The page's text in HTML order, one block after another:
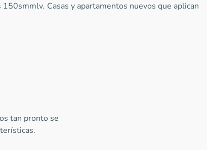
Casas y apartamentos nuevos que aplican
tan pronto se